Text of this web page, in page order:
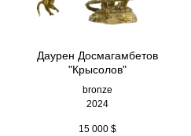
Даурен Досмагамбетов
"Крысолов"
bronze
2024
15 000 $